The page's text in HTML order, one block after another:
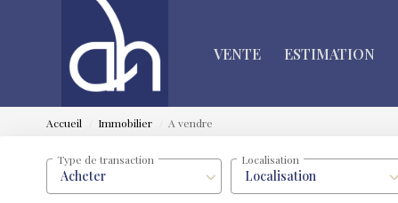
VENTE ESTIMATION
Accueil Immobilier A vendre
Acheter
Type de transaction
Localisation
Localisation